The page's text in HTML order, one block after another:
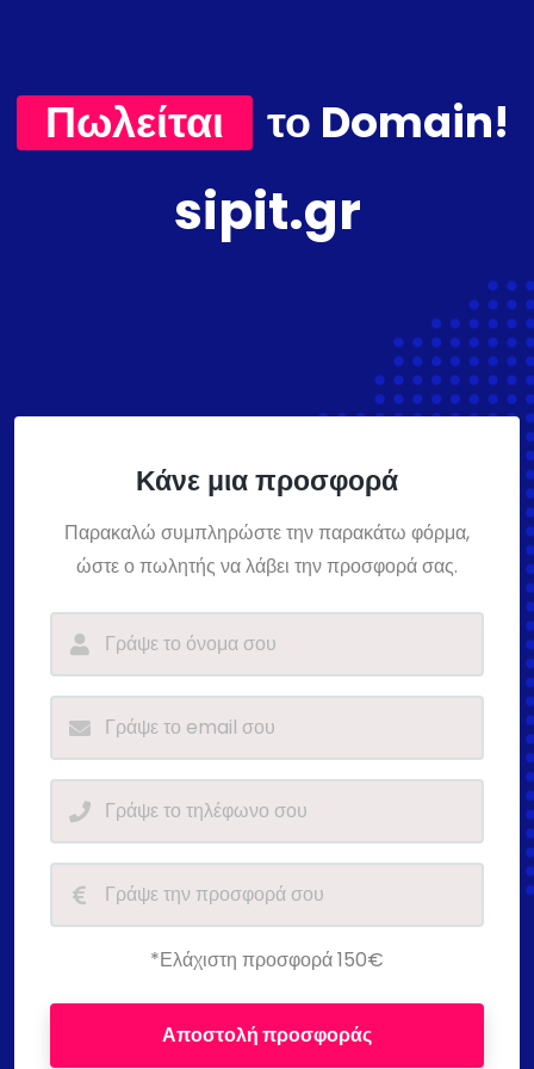
Πωλείται το Domain!
sipit.gr
Κάνε μια προσφορά
Παρακαλώ συμπληρώστε την παρακάτω φόρμα,
ώστε ο πωλητής να λάβει την προσφορά σας.
*Ελάχιστη προσφορά 150€
Αποστολή προσφοράς